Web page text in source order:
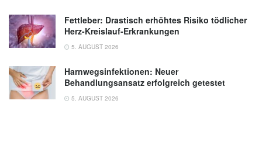
Fettleber: Drastisch erhöhtes Risiko tödlicher
Herz-Kreislauf-Erkrankungen
5. AUGUST 2026
Harnwegsinfektionen: Neuer
Behandlungsansatz erfolgreich getestet
5. AUGUST 2026